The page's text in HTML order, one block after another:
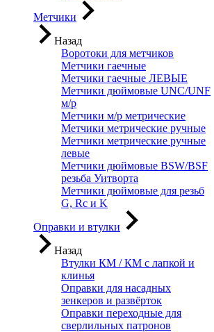
Метчики
Назад
Воротоки для метчиков
Метчики гаечные
Метчики гаечные ЛЕВЫЕ
Метчики дюймовые UNC/UNF
м/р
Метчики м/р метрические
Метчики метрические ручные
Метчики метрические ручные
левые
Метчики дюймовые BSW/BSF
резьба Уитворта
Метчики дюймовые для резьб
G, Rc и K
Оправки и втулки
Назад
Втулки КМ / КМ с лапкой и
клинья
Оправки для насадных
зенкеров и развёрток
Оправки переходные для
сверлильных патронов